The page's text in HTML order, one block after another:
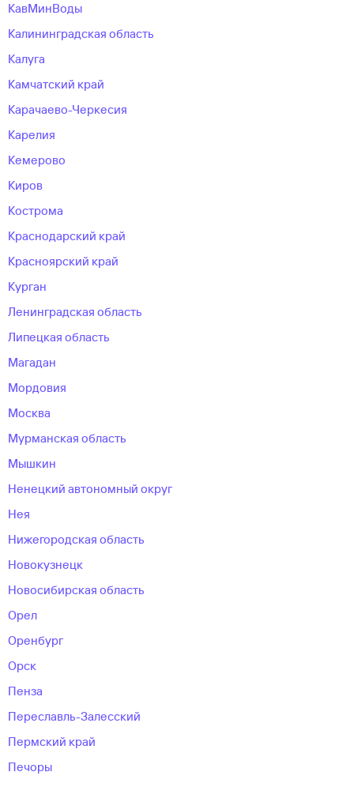
КавМинВоды
Калининградcкая область
Калуга
Камчатский край
Карачаево-Черкесия
Карелия
Кемерово
Киров
Кострома
Краснодарский край
Красноярский край
Курган
Ленинградская область
Липецкая область
Магадан
Мордовия
Москва
Мурманская область
Мышкин
Ненецкий автономный округ
Нея
Нижегородская область
Новокузнецк
Новосибирская область
Орел
Оренбург
Орск
Пенза
Переславль-Залесский
Пермский край
Печоры